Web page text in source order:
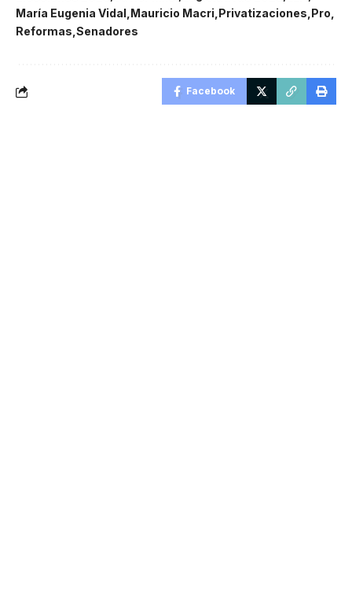
María Eugenia Vidal Mauricio Macri Privatizaciones Pro
Reformas Senadores
Facebook